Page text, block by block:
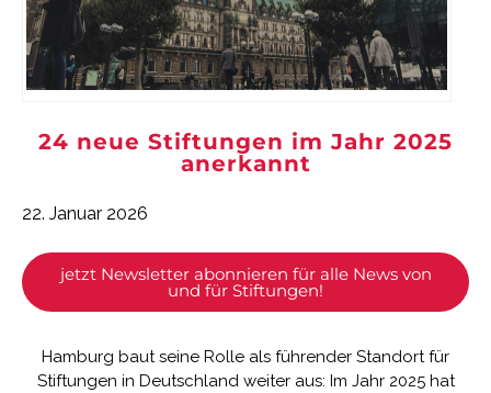
24 neue Stiftungen im Jahr 2025
anerkannt
22. Januar 2026
jetzt Newsletter abonnieren für alle News von
und für Stiftungen!
Hamburg baut seine Rolle als führender Standort für
Stiftungen in Deutschland weiter aus: Im Jahr 2025 hat